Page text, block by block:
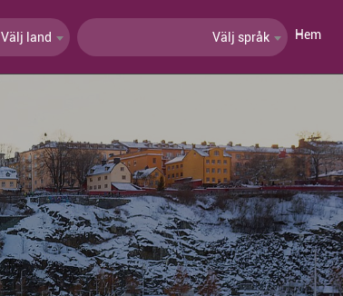
Välj land Välj språk Hem